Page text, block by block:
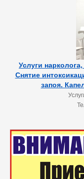
Услуги
Снятие
запоя.